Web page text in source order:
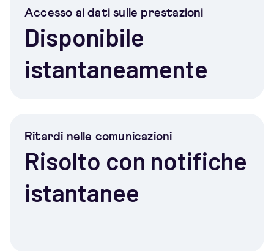
Accesso ai dati sulle prestazioni
Disponibile
istantaneamente
Ritardi nelle comunicazioni
Risolto con notifiche
istantanee